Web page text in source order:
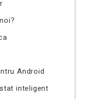
Android
inteligent